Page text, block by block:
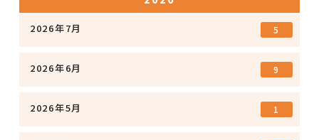
2026年7月 5
2026年6月 9
2026年5月 1